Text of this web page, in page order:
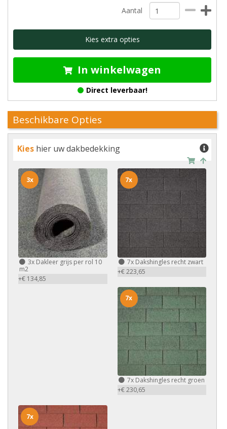
Aantal
Kies extra opties
In winkelwagen
Direct leverbaar!
Beschikbare Opties
Kies hier uw dakbedekking
3x Dakleer grijs per rol 10
m2
+€ 134,85
3x
7xDakshingles recht zwart
+€ 223,65
7x
7xDakshingles recht groen
+€ 230,65
7x
7x